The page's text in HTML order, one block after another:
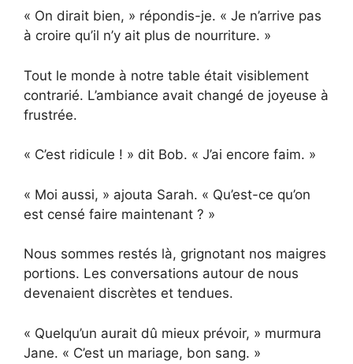
« On dirait bien, » répondis-je. « Je n’arrive pas
à croire qu’il n’y ait plus de nourriture. »
Tout le monde à notre table était visiblement
contrarié. L’ambiance avait changé de joyeuse à
frustrée.
« C’est ridicule ! » dit Bob. « J’ai encore faim. »
« Moi aussi, » ajouta Sarah. « Qu’est-ce qu’on
est censé faire maintenant ? »
Nous sommes restés là, grignotant nos maigres
portions. Les conversations autour de nous
devenaient discrètes et tendues.
« Quelqu’un aurait dû mieux prévoir, » murmura
Jane. « C’est un mariage, bon sang. »